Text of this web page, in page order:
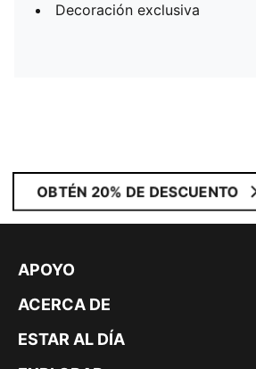
Decoración exclusiva
OBTÉN 20% DE DESCUENTO
APOYO
ACERCA DE
ESTAR AL DÍA